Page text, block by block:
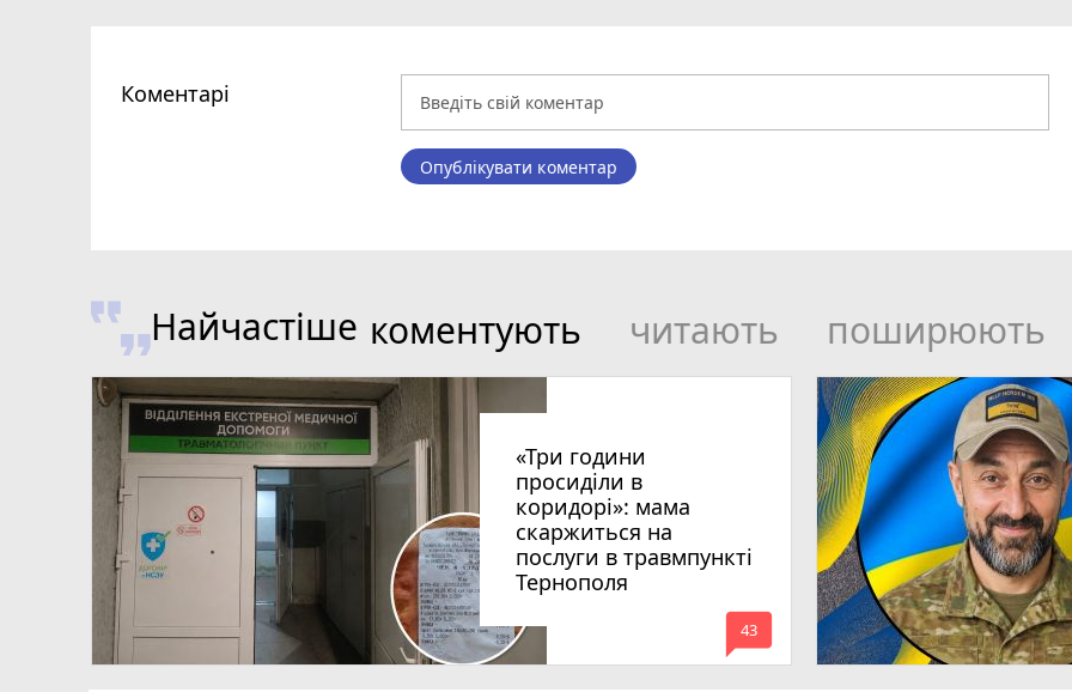
Коментарі
Опублікувати коментар
Найчастіше коментують читають поширюють
«Три години
просиділи в
коридорі»: мама
скаржиться на
послуги в травмпункті
Тернополя
mode_comment
43